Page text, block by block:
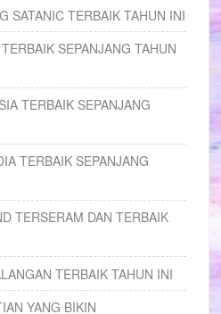
SATANIC TERBAIK TAHUN INI
SEPANJANG TAHUN
TERBAIK SEPANJANG
TERBAIK SEPANJANG
TERSERAM DAN TERBAIK
TERBAIK TAHUN INI
YANG BIKIN